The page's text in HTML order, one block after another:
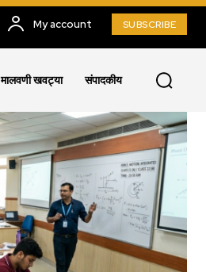
My account SUBSCRIBE
मालवणी खवट्या संपादकीय